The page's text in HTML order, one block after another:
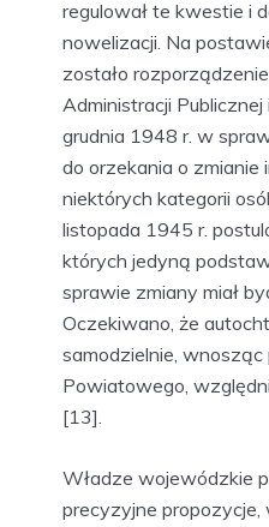
regulował te kwestie i
nowelizacji. Na
zostało
Administracji
grudnia 1948 r. w
do orzekania o zmianie
niektórych kategorii
listopada 1945 r.
których jedyną
sprawie zmiany miał
Oczekiwano, że
samodzielnie,
Powiatowego,
[13].
Władze wojewódzkie
precyzyjne propozycje,